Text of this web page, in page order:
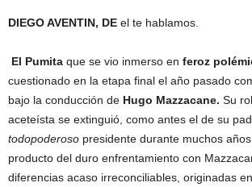
DIEGO AVENTIN, DE el te hablamos.
El Pumita que se vio inmerso en feroz
cuestionado en la etapa final el año pasado
bajo la conducción de Hugo Mazzacane. Su
aceteísta se extinguió, como antes el de su
todopoderoso presidente durante muchos
producto del duro enfrentamiento con
diferencias acaso irreconciliables, originadas